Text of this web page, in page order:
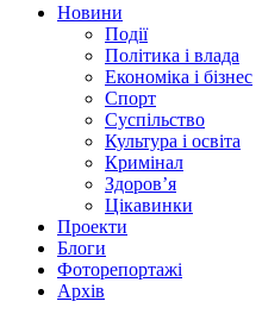
Новини
Події
Політика і влада
Економіка і бізнес
Спорт
Суспільство
Культура і освіта
Кримінал
Здоров’я
Цікавинки
Проекти
Блоги
Фоторепортажі
Архів